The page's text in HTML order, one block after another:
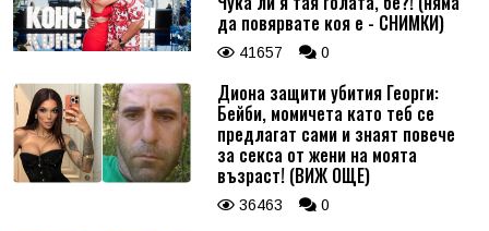
да повярвате коя е - СНИМКИ)
41657 0
Диона защити убития Георги:
Бейби, момичета като теб се
предлагат сами и знаят повече
за секса от жени на моята
възраст! (ВИЖ ОЩЕ)
36463 0